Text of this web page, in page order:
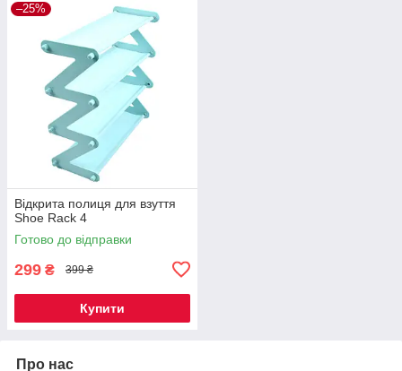
–25%
Відкрита полиця для взуття
Shoe Rack 4
Готово до відправки
299 ₴ 399 ₴
Купити
Про нас